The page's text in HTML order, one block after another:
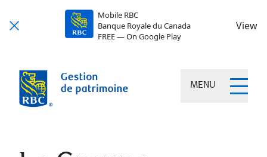
Mobile RBC
Banque Royale du Canada
FREE — On Google Play
View
MENU